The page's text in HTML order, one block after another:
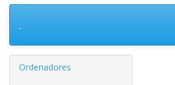
.
Ordenadores